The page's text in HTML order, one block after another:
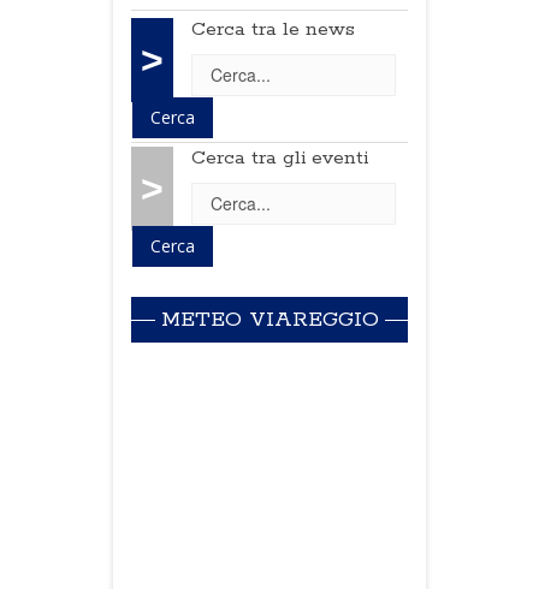
>
Cerca tra le news
>
Cerca tra gli eventi
METEO VIAREGGIO